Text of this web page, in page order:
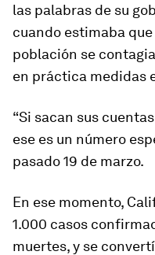
las palabras de su
cuando estimaba que
población se
en práctica medidas
“Si sacan sus
ese es un número
pasado 19 de marzo.
En ese momento,
1.000 casos
muertes, y se